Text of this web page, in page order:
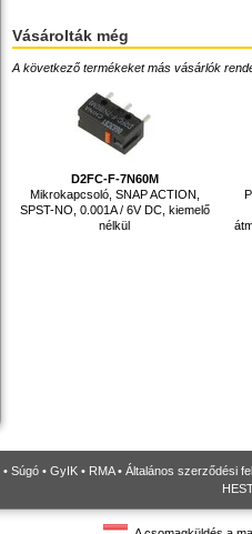
Vásárolták még
A következő termékeket más vásárlók
D2FC-F-7N60M
Mikrokapcsoló, SNAP ACTION,
SPST-NO, 0.001A / 6V DC, kiemelő
nélkül
• Súgó • GyIK • RMA• Általános szerződési